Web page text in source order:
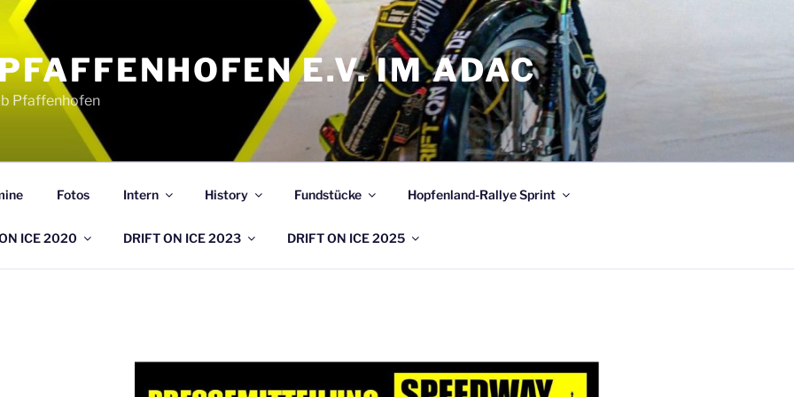
E.V. IM ADAC
Pfaffenhofen
Fotos Intern History Fundstücke Hopfenland-Rallye Sprint
ICE 2020 DRIFT ON ICE 2023 DRIFT ON ICE 2025